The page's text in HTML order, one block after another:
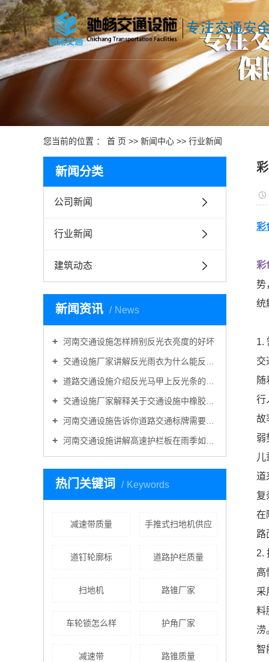
您当前的位置 ： 首 页 >> 新闻中心 >> 行业新闻
新闻分类
公司新闻
行业新闻
建筑动态
新闻资讯 News
河南交通设施怎样辨别反光衣亮度的好坏
交通设施厂家讲解反光雨衣为什么能反光防雨？
道路交通设施介绍反光马甲上反光条的作用是什么？
交通设施厂家解释关于交通设施中橡胶路锥好还是塑料路锥好的问题
河南交通设施告诉你道路交通标牌需要折边吗？
河南交通设施讲解高速护栏板在雨季如何做好维护工作？
热门关键词 Keywords
减速带质量 手推式扫地机供应
道钉轮廓标 道路护栏质量
扫地机 路锥厂家
车轮锁怎么样 护角厂家
减速带 路锥质量
彩
彩
势
统
1.
交
随
行
故
弱
儿
道
复
在
路
2.
高
采
料
涝
智